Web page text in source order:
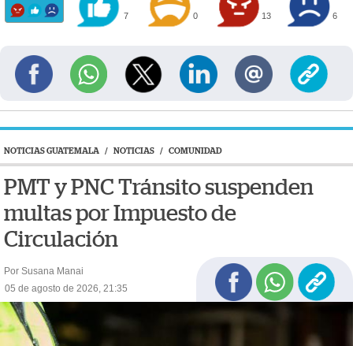
7 0 13 6
NOTICIAS GUATEMALA / NOTICIAS / COMUNIDAD
PMT y PNC Tránsito suspenden
multas por Impuesto de
Circulación
Por Susana Manai
05 de agosto de 2026, 21:35